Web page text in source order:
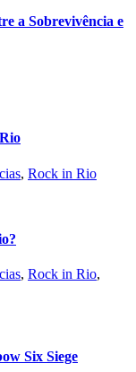
a Sobrevivência e
, Rock in Rio
, Rock in Rio,
Six Siege